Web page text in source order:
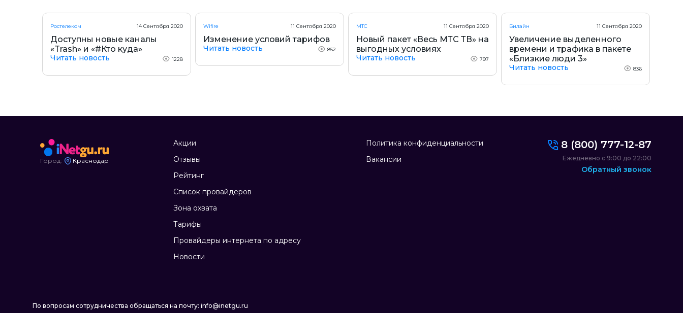
Ростелеком 14 Сентября 2020
Доступны новые каналы
«Trash» и «#Кто куда»
Читать новость 1228
Wifire 11 Сентября 2020
Изменение условий тарифов
Читать новость 852
МТС 11 Сентября 2020
Новый пакет «Весь МТС ТВ» на
выгодных условиях
Читать новость 797
Билайн 11 Сентября 2020
Увеличение выделенного
времени и трафика в пакете
«Близкие люди 3»
Читать новость 836
Город: Краснодар
Акции
Отзывы
Рейтинг
Список провайдеров
Зона охвата
Тарифы
Провайдеры интернета по адресу
Новости
Политика конфиденциальности
Вакансии
8 (800) 777-12-87
Ежедневно с 9:00 до 22:00
Обратный звонок
По вопросам сотрудничества обращаться на почту: info@inetgu.ru